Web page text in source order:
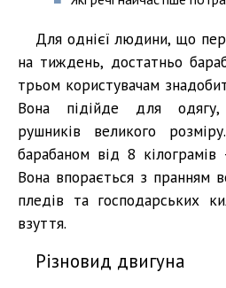
Для однієї людини, що
на тиждень, достатньо
трьом користувачам
Вона підійде для одягу,
рушників великого
барабаном від 8 кілограмів
Вона впорається з пранням
пледів та господарських
взуття.
Різновид двигуна